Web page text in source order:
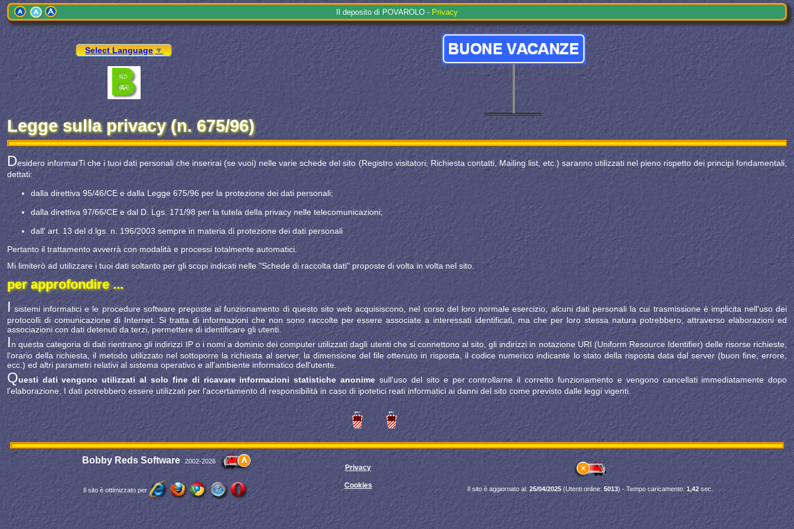
deposito di POVAROLO - Privacy
Select Language▼
Legge sulla privacy (n. 675/96)
Desidero informarTi che i tuoi dati personali che inserirai (se vuoi) nelle varie schede del sito (Registro visitatori, Richiesta contatti, Mailing list, etc.) saranno utilizzati nel pieno rispetto dei principi fondamentali,
dettati:
dalla direttiva 95/46/CE e dalla Legge 675/96 per la protezione dei dati personali;
dalla direttiva 97/66/CE e dal D. Lgs. 171/98 per la tutela della privacy nelle telecomunicazioni;
dall' art. 13 del d.lgs. n. 196/2003 sempre in materia di protezione dei dati personali
Pertanto il trattamento avverrà con modalità e processi totalmente automatici.
Mi limiterò ad utilizzare i tuoi dati soltanto per gli scopi indicati nelle "Schede di raccolta dati" proposte di volta in volta nel sito.
per approfondire ...
Isistemi informatici e le procedure software preposte al funzionamento di questo sito web acquisiscono, nel corso del loro normale esercizio, alcuni dati personali la cui trasmissione è implicita nell'uso dei
protocolli di comunicazione di Internet. Si tratta di informazioni che non sono raccolte per essere associate a interessati identificati, ma che per loro stessa natura potrebbero, attraverso elaborazioni ed
associazioni con dati detenuti da terzi, permettere di identificare gli utenti.
In questa categoria di dati rientrano gli indirizzi IP o i nomi a dominio dei computer utilizzati dagli utenti che si connettono al sito, gli indirizzi in notazione URI (Uniform Resource Identifier) delle risorse richieste,
l'orario della richiesta, il metodo utilizzato nel sottoporre la richiesta al server, la dimensione del file ottenuto in risposta, il codice numerico indicante lo stato della risposta data dal server (buon fine, errore,
ecc.) ed altri parametri relativi al sistema operativo e all'ambiente informatico dell'utente.
Questi dati vengono utilizzati al solo fine di ricavare informazioni statistiche anonimesull'uso del sito e per controllarne il corretto funzionamento e vengono cancellati immediatamente dopo
l'elaborazione. I dati potrebbero essere utilizzati per l'accertamento di responsibilità in caso di ipotetici reati informatici ai danni del sito come previsto dalle leggi vigenti.
Bobby Reds Software2002-2026
Il sito è ottimizzato per
Privacy
Cookies Il sito è aggiornato al:25/04/2025 (Utenti online:5013) - Tempo caricamento:1,42 sec.